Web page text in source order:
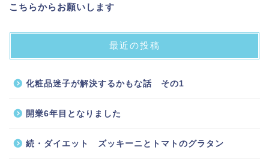
こちらからお願いします
最近の投稿
化粧品迷子が解決するかもな話 その1
開業6年目となりました
続・ダイエット ズッキーニとトマトのグラタン